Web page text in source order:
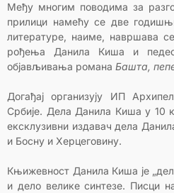
Међу многим поводима за
прилици намећу се две
литературе, наиме, навршава
рођења Данила Киша и
објављивања романа Башта,
Догађај организују ИП
Србије. Дела Данила Киша у 10
ексклузивни издавач дела
и Босну и Херцеговину.
Књижевност Данила Киша је
и дело велике синтезе. Писци